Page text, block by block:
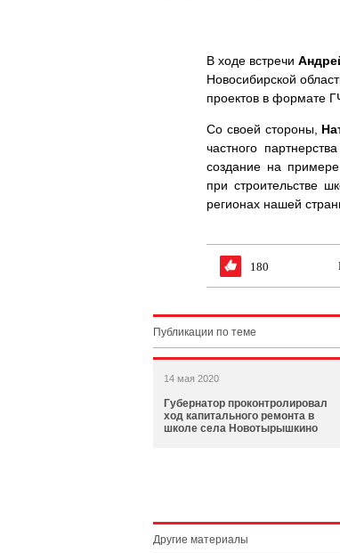
В ходе встречи
Новосибирской
проектов в формате
Со своей стороны,
частного
создание на примере
при строительстве
регионах нашей
180
Публикации по теме
14 мая 2020
Губернатор проконтролировал
ход капитального ремонта в
школе села Новотырышкино
Другие материалы